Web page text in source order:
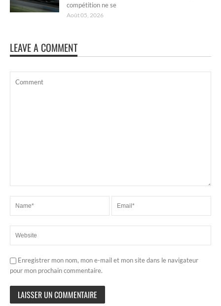
compétition ne se
Août 05, 2026
LEAVE A COMMENT
Enregistrer mon nom, mon e-mail et mon site dans le navigateur
pour mon prochain commentaire.